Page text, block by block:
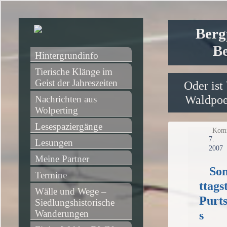
Oder ist
7.
2007
s
Hintergrundinfo
Tierische Klänge im
Geist der Jahreszeiten
Nachrichten aus
Wolperting
Lesespaziergänge
Lesungen
Meine Partner
Termine
Wälle und Wege –
Siedlungshistorische
Wanderungen